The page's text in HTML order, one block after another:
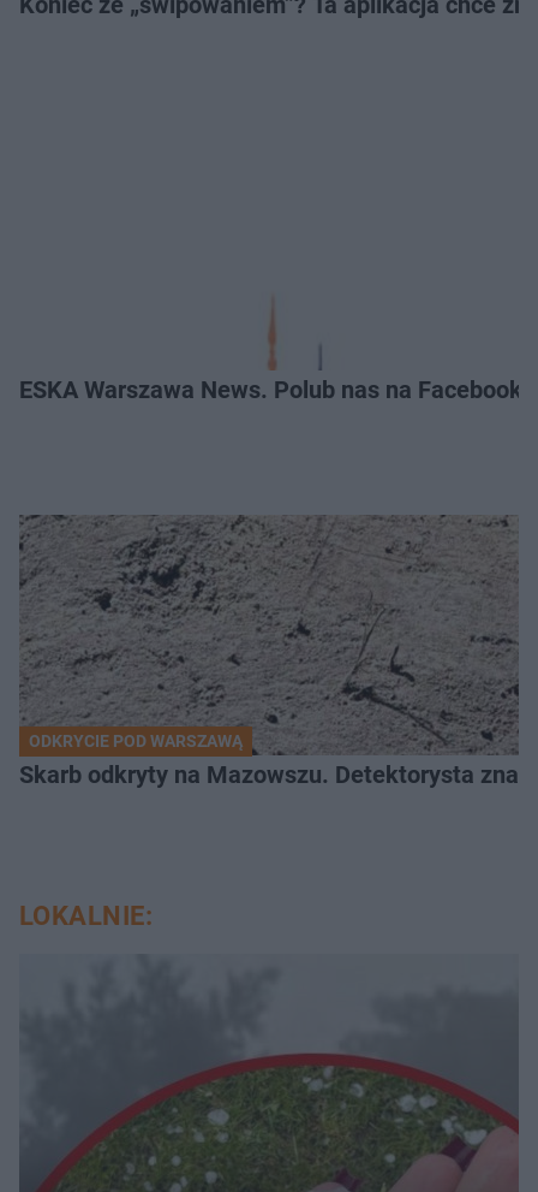
ESKA Warszawa News. Polub nas na
ODKRYCIE POD WARSZAWĄ
Skarb odkryty na Mazowszu. Detektorysta
LOKALNIE: